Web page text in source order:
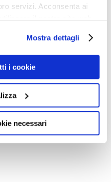
servizi. Acconsenta ai
il nostro sito web.
Mostra dettagli
i cookie
necessari
è la nascita della Luna,
di materiale dalla
con ogni probabilità
poco importa, il bello è
l’Oceano Pacifico,
parte sarebbe nato